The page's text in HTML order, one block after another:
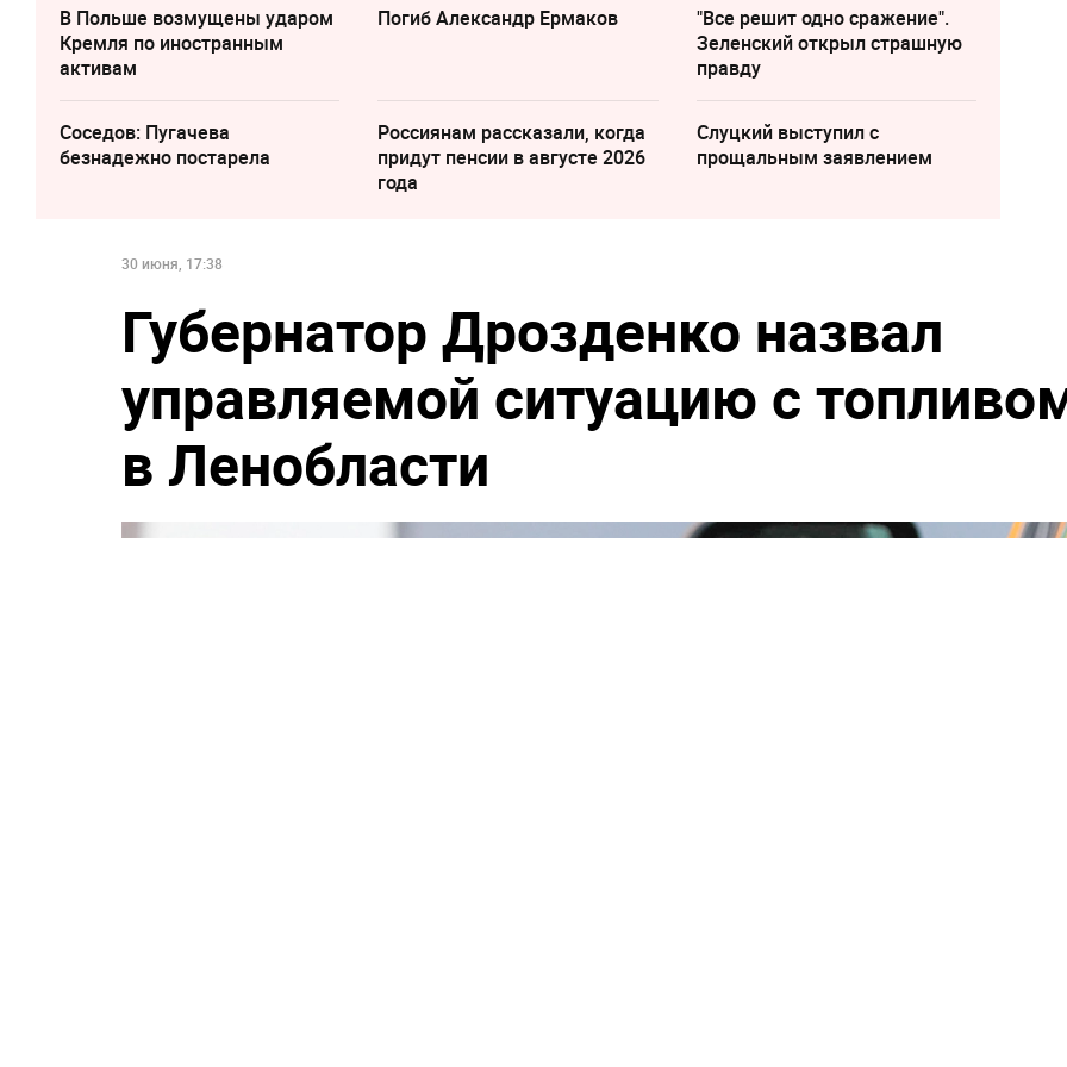
В Польше возмущены ударом
Кремля по иностранным
активам
Погиб Александр Ермаков
"Все решит одно сражение".
Зеленский открыл страшную
правду
Соседов: Пугачева
безнадежно постарела
Россиянам рассказали, когда
придут пенсии в августе 2026
года
Слуцкий выступил с
прощальным заявлением
30 июня, 17:38
Губернатор Дрозденко назвал
управляемой ситуацию с
в Ленобласти